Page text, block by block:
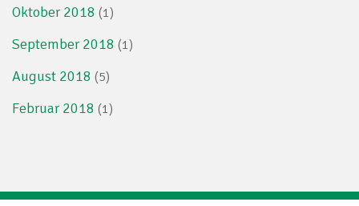
Oktober 2018 (1)
September 2018 (1)
August 2018 (5)
Februar 2018 (1)